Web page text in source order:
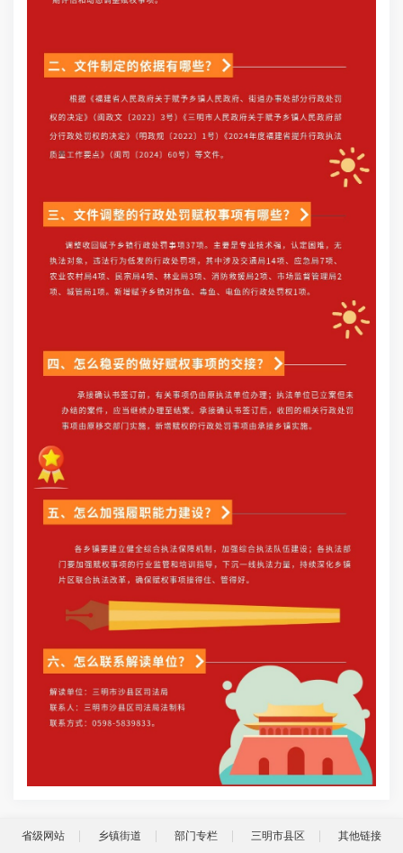
省级网站 乡镇街道 部门专栏 三明市县区 其他链接